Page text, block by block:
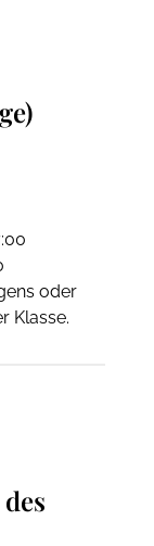
oder
Klasse.